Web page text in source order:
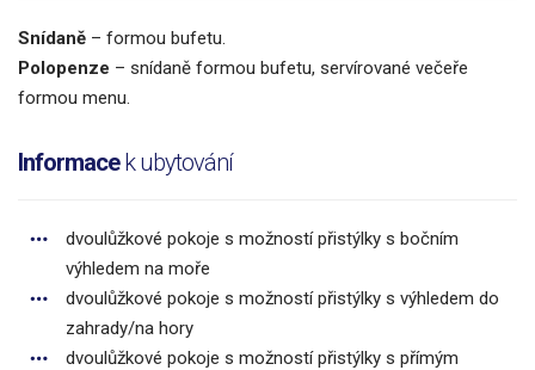
Snídaně – formou bufetu.
Polopenze – snídaně formou bufetu, servírované večeře
formou menu.
Informacek ubytování
dvoulůžkové pokoje s možností přistýlky s bočním
výhledem na moře
dvoulůžkové pokoje s možností přistýlky s výhledem do
zahrady/na hory
dvoulůžkové pokoje s možností přistýlky s přímým